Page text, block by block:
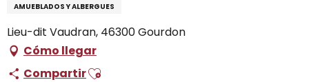
AMUEBLADOS Y ALBERGUES
Lieu-dit Vaudran, 46300 Gourdon
Cómo llegar
CompartirAjouter aux favoris